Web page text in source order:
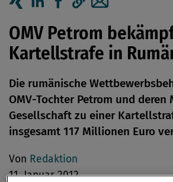
Artikel auf Xing teilen
Artikel auf linkedIn
Artikel auf
Artikellink
Artikel per
OMV Petrom
Kartellstrafe in
Die rumänische
OMV-Tochter Petrom und deren
Gesellschaft zu einer
insgesamt 117 Millionen Euro
Von Redaktion
11. Januar 2012